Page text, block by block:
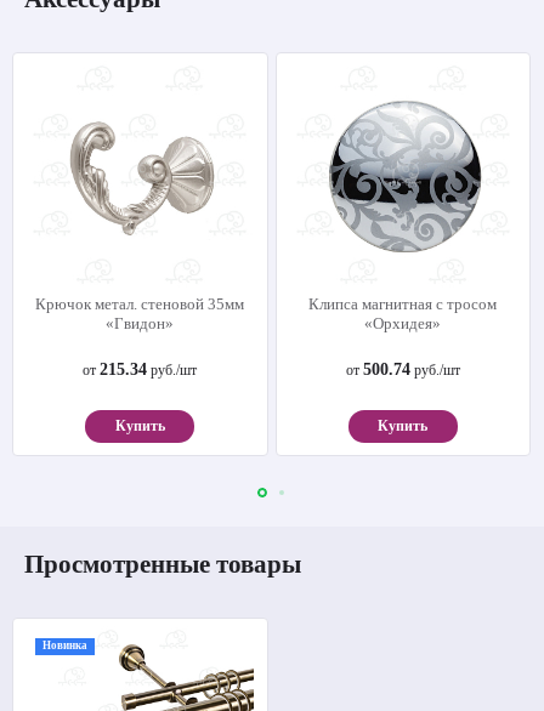
Крючок метал. стеновой 35мм
«Гвидон»
от215.34 руб./шт
Купить
Клипса магнитная с тросом
«Орхидея»
от 500.74руб./шт
Купить
Просмотренные товары
Новинка